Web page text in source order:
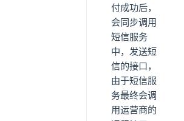
付成功后，
会同步调用
短信服务
中，发送短
信的接口，
由于短信服
务最终会调
用运营商的